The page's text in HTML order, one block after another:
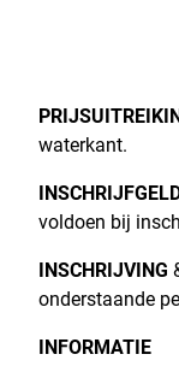
waterkant.
voldoen bij
INSCHRIJVING
onderstaande
INFORMATIE